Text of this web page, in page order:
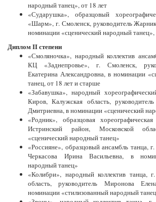
народный танец», от 18 лет
«Сударушка», образцовый
«Шарм», г. Смоленск, руководитель
номинации «сценический народный танец»,
Диплом II степени
«Смоляночка», народный коллектив
КЦ «Заднепровье», г. Смоленск,
Екатерина Александровна, в номинации
танец, от 18 лет и старше
«Забавушка», народный
Киров, Калужская область,
Дмитриевна, в номинации «сценический
«Родник», образцовая
Истринский район, Московской
«сценический народный танец»
«Россияне», образцовый ансамбль танца,
Черкасова Ирина Васильевна, в
народный танец»
«Колибри», народный коллектив танца,
область, руководитель Миронова
номинации «стилизованный народный